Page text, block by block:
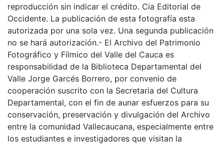
reproducción sin indicar el crédito. Cia Editorial de
Occidente. La publicación de esta fotografía esta
autorizada por una sola vez. Una segunda publicación
no se hará autorización.- El Archivo del Patrimonio
Fotográfico y Fílmico del Valle del Cauca es
responsabilidad de la Biblioteca Departamental del
Valle Jorge Garcés Borrero, por convenio de
cooperación suscrito con la Secretaria del Cultura
Departamental, con el fin de aunar esfuerzos para su
conservación, preservación y divulgación del Archivo
entre la comunidad Vallecaucana, especialmente entre
los estudiantes e investigadores que visitan la